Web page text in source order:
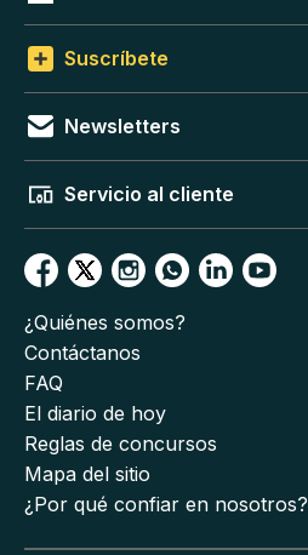
Suscríbete
Newsletters
Servicio al cliente
¿Quiénes somos?
Contáctanos
FAQ
El diario de hoy
Reglas de concursos
Mapa del sitio
¿Por qué confiar en nosotros?